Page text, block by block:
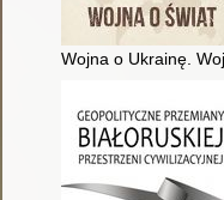
Wojna o Ukrainę.